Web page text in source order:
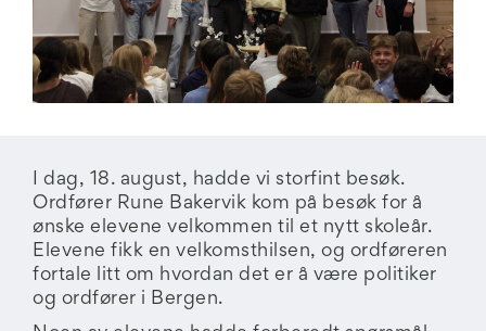
I dag, 18. august, hadde vi storfint besøk.
Ordfører Rune Bakervik kom på besøk for å
ønske elevene velkommen til et nytt skoleår.
Elevene fikk en velkomsthilsen, og ordføreren
fortale litt om hvordan det er å være politiker
og ordfører i Bergen.